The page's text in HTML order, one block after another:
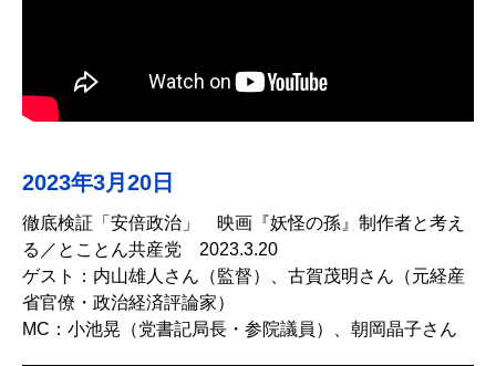
2023年3月20日
徹底検証「安倍政治」 映画『妖怪の孫』制作者と考え
る／とことん共産党 2023.3.20
ゲスト：内山雄人さん（監督）、古賀茂明さん（元経産
省官僚・政治経済評論家）
MC：小池晃（党書記局長・参院議員）、朝岡晶子さん